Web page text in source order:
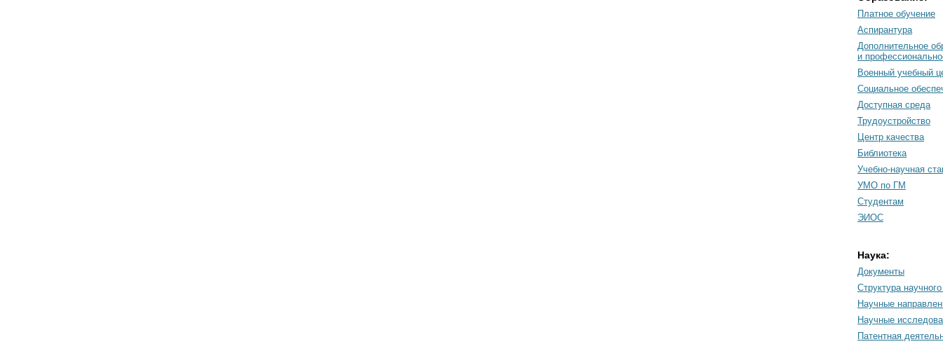
Платное обучение
Аспирантура
Дополнительное
и
Военный учебный
Социальное
Доступная среда
Трудоустройство
Центр качества
Библиотека
Учебно-научная
УМО по ГМ
Студентам
ЭИОС
Наука:
Документы
Cтруктура
Научные
Научные
Патентная